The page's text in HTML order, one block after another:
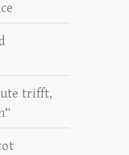
trifft,